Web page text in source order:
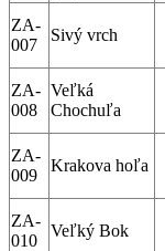
ZA-
007
Sivý vrch
ZA-
008
Veľká
Chochuľa
ZA-
009
Krakova hoľa
ZA-
010
Veľký Bok